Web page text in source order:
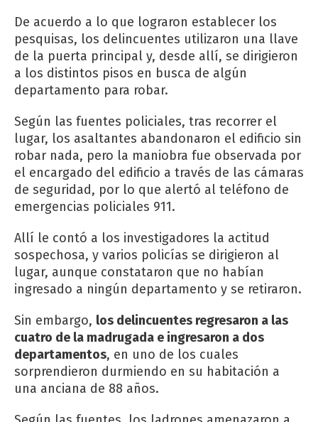
De acuerdo a lo que lograron establecer los
pesquisas, los delincuentes utilizaron una llave
de la puerta principal y, desde allí, se dirigieron
a los distintos pisos en busca de algún
departamento para robar.
Según las fuentes policiales, tras recorrer el
lugar, los asaltantes abandonaron el edificio sin
robar nada, pero la maniobra fue observada por
el encargado del edificio a través de las cámaras
de seguridad, por lo que alertó al teléfono de
emergencias policiales 911.
Allí le contó a los investigadores la actitud
sospechosa, y varios policías se dirigieron al
lugar, aunque constataron que no habían
ingresado a ningún departamento y se retiraron.
Sin embargo, los delincuentes regresaron a las
cuatro de la madrugada e ingresaron a dos
departamentos, en uno de los cuales
sorprendieron durmiendo en su habitación a
una anciana de 88 años.